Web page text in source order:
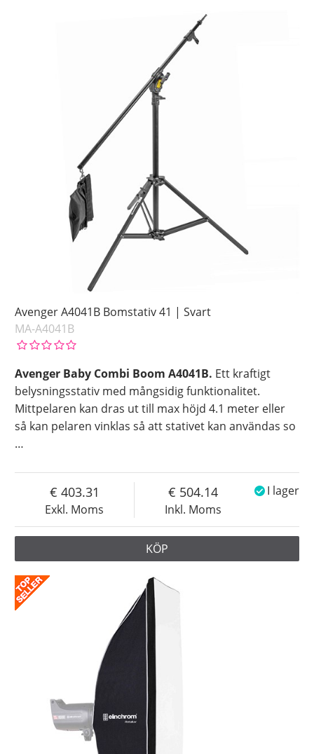
Avenger A4041B Bomstativ 41 | Svart
MA-A4041B
Avenger Baby Combi Boom A4041B. Ett kraftigt
belysningsstativ med mångsidig funktionalitet.
Mittpelaren kan dras ut till max höjd 4.1 meter eller
så kan pelaren vinklas så att stativet kan användas so
…
Exkl. Moms
403.31
Inkl. Moms
504.14 I lager
KÖP